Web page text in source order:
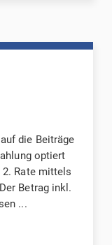
die Beiträge
optiert
2. Rate mittels
Betrag inkl.
...